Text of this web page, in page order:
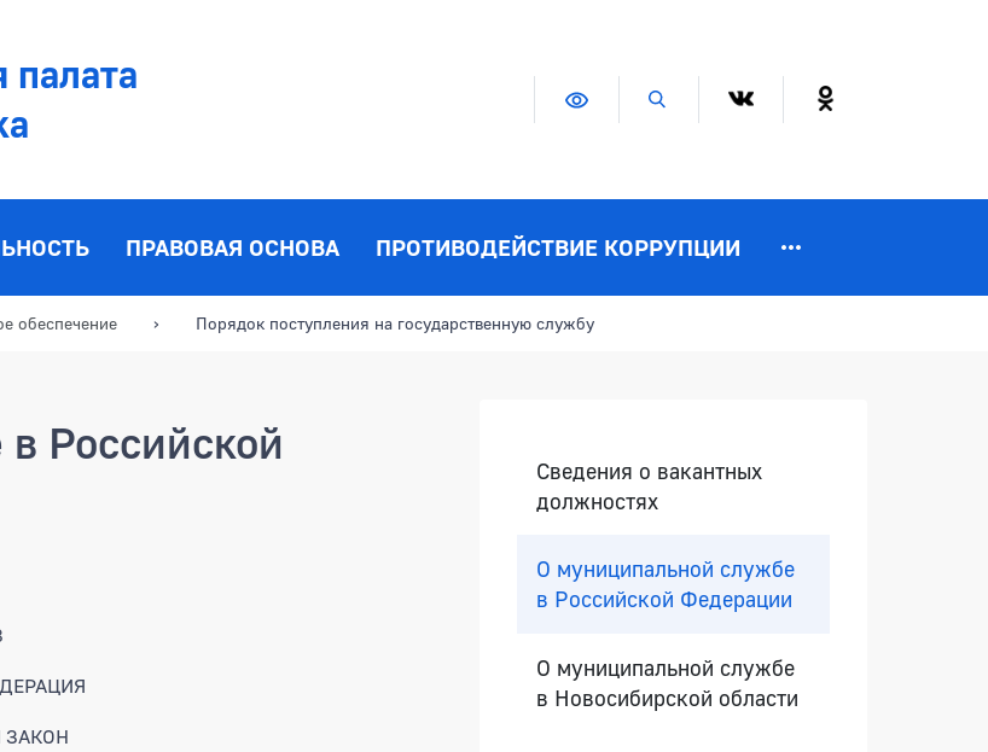
палата
Версия для слабовидящих
Поиск по сайту
ПРАВОВАЯ ОСНОВА ПРОТИВОДЕЙСТВИЕ КОРРУПЦИИ
обеспечение Порядок поступления на государственную службу
Российской
Сведения о вакантных
должностях
О муниципальной службе
в Российской Федерации
О муниципальной службе
в Новосибирской области